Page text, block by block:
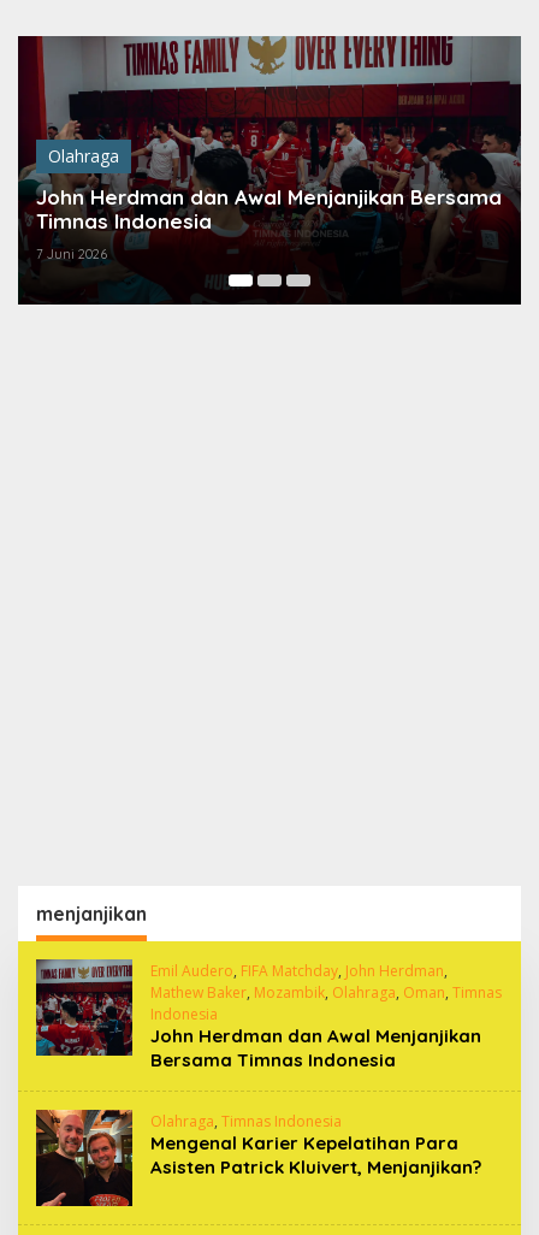
konten
Olahraga
John Herdman dan Awal Menjanjikan Bersama
Timnas Indonesia
7 Juni 2026
menjanjikan
Emil Audero, FIFA Matchday, John Herdman,
Mathew Baker, Mozambik, Olahraga, Oman, Timnas
Indonesia
John Herdman dan Awal Menjanjikan
Bersama Timnas Indonesia
Olahraga, Timnas Indonesia
Mengenal Karier Kepelatihan Para
Asisten Patrick Kluivert, Menjanjikan?